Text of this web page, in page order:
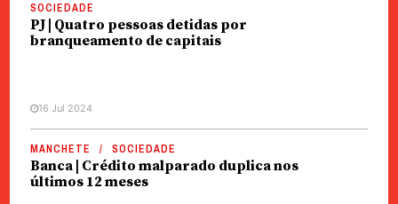
SOCIEDADE
PJ | Quatro pessoas detidas por
branqueamento de capitais
16 Jul 2024
MANCHETE SOCIEDADE
Banca | Crédito malparado duplica nos
últimos 12 meses